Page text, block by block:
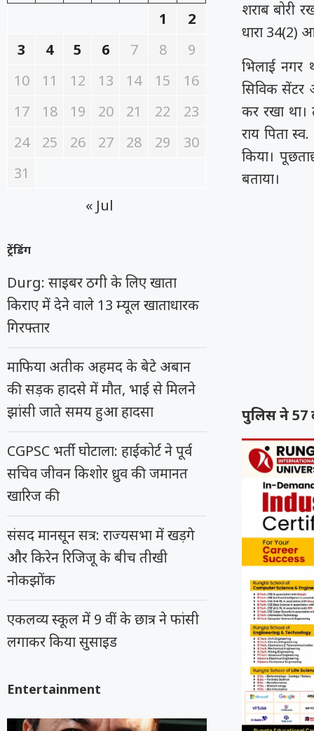
शराब बोरी
धारा 34(2)
भिलाई नगर
सिविक सेंटर
कर रखा था।
राय पिता
किया।
बताया।
पुलिस ने 57
1
2
3
4 5 6 7 8
9
10
11 12 13 14 15
16
17
18 19 20 21 22
23
24
25 26 27 28 29
30
31
« Jul
ट्रेंडिंग
Durg: साइबर ठगी के लिए खाता
किराए में देने वाले 13 म्यूल खाताधारक
गिरफ्तार
माफिया अतीक अहमद के बेटे अबान
की सड़क हादसे में मौत, भाई से मिलने
झांसी जाते समय हुआ हादसा
CGPSC भर्ती घोटाला: हाईकोर्ट ने पूर्व
सचिव जीवन किशोर ध्रुव की जमानत
खारिज की
संसद मानसून सत्र: राज्यसभा में खड़गे
और किरेन रिजिजू के बीच तीखी
नोकझोंक
एकलव्य स्कूल में 9 वीं के छात्र ने फांसी
लगाकर किया सुसाइड
Entertainment